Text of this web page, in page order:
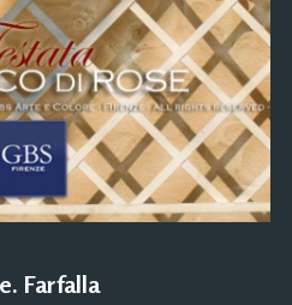
Farfalla